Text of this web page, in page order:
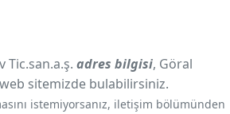
Tic.san.a.ş. adres bilgisi, Göral
sitemizde bulabilirsiniz.
istemiyorsanız, iletişim bölümünden